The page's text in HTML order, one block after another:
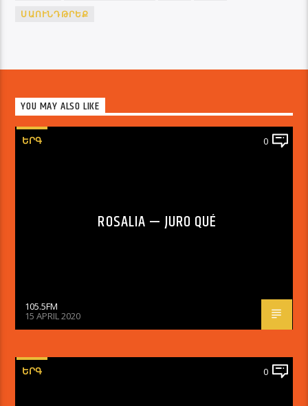
ՍԱՈՒՆԴԹՐԵՔ
YOU MAY ALSO LIKE
ԵՐԳ 0
ROSALIA — JURO QUÉ
105.5FM
15 APRIL 2020
ԵՐԳ 0